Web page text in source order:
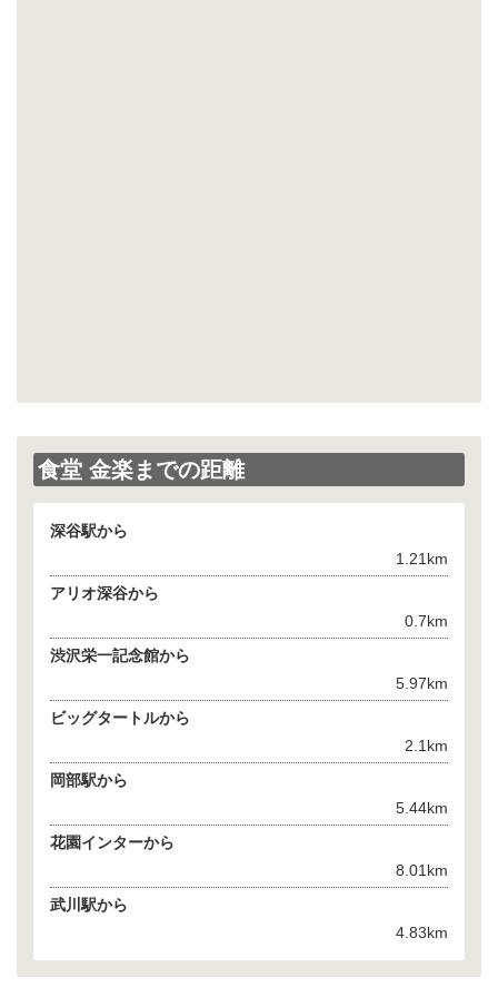
食堂 金楽までの距離
深谷駅から
1.21km
アリオ深谷から
0.7km
渋沢栄一記念館から
5.97km
ビッグタートルから
2.1km
岡部駅から
5.44km
花園インターから
8.01km
武川駅から
4.83km